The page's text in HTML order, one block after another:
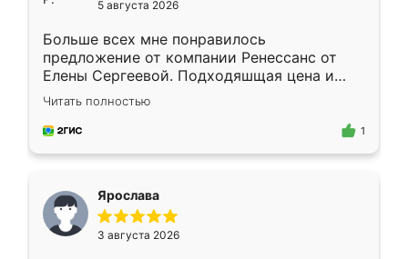
5 августа 2026
Больше всех мне понравилось
предложение от компании Ренессанс от
Елены Сергеевой. Подходяшщая цена и
короткие сроки изготовления. Приехавший
для замера сотрудник Владислав
предложил по моему эскизу самый
Читать полностью
1
Ярослава
3 августа 2026